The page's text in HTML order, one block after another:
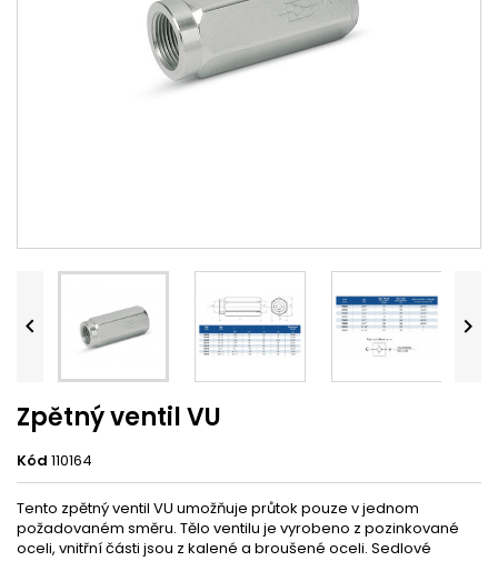
 
Zpětný ventil VU
Kód 110164
Tento zpětný ventil VU umožňuje průtok pouze v jednom
požadovaném směru. Tělo ventilu je vyrobeno z pozinkované
oceli, vnitřní části jsou z kalené a broušené oceli. Sedlové